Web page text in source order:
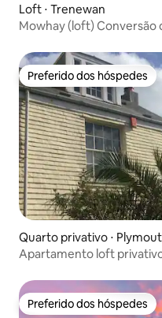
Loft ⋅ Trenewan
Mowhay (loft) Conversão
Preferido dos hóspedes
Preferido dos hóspedes
Quarto privativo ⋅
Apartamento loft
Preferido dos hóspedes
Preferido dos hóspedes